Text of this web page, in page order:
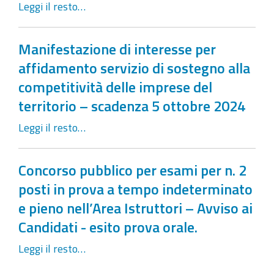
Leggi il resto…
Manifestazione di interesse per
affidamento servizio di sostegno alla
competitività delle imprese del
territorio – scadenza 5 ottobre 2024
Leggi il resto…
Concorso pubblico per esami per n. 2
posti in prova a tempo indeterminato
e pieno nell’Area Istruttori – Avviso ai
Candidati - esito prova orale.
Leggi il resto…